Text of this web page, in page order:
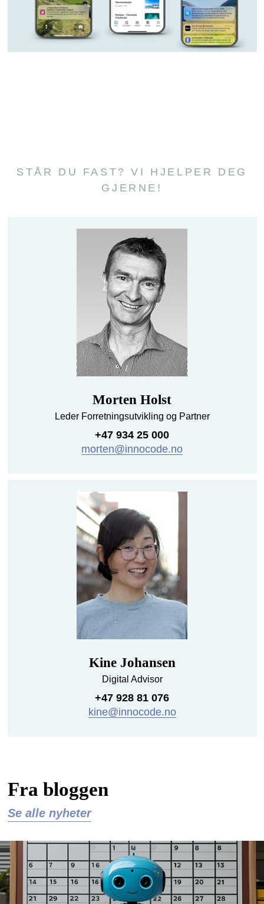
STÅR DU FAST? VI HJELPER DEG
GJERNE!
Morten Holst
Leder Forretningsutvikling og Partner
+47 934 25 000
morten@innocode.no
Kine Johansen
Digital Advisor
+47 928 81 076
kine@innocode.no
Fra bloggen
Se alle nyheter